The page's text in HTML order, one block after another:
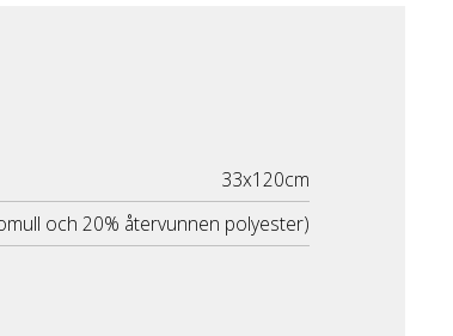
33x120cm
och 20% återvunnen polyester)